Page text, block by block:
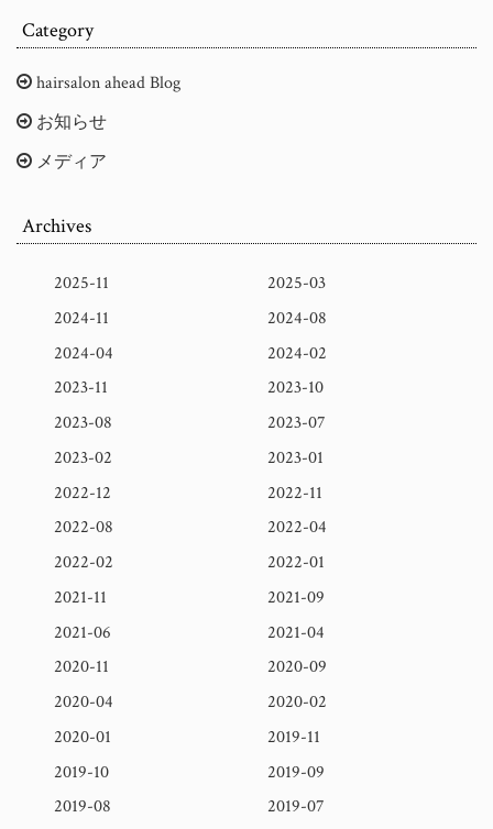
Category
hairsalon ahead Blog
お知らせ
メディア
Archives
2025-11
2025-03
2024-11
2024-08
2024-04
2024-02
2023-11
2023-10
2023-08
2023-07
2023-02
2023-01
2022-12
2022-11
2022-08
2022-04
2022-02
2022-01
2021-11
2021-09
2021-06
2021-04
2020-11
2020-09
2020-04
2020-02
2020-01
2019-11
2019-10
2019-09
2019-08
2019-07